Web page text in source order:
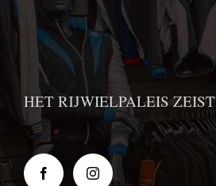
HET RIJWIELPALEIS ZEIST